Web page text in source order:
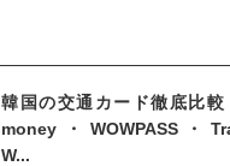
韓国の交通カード徹底比較
money・WOWPASS・
W...